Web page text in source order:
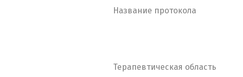
Название протокола
Терапевтическая область